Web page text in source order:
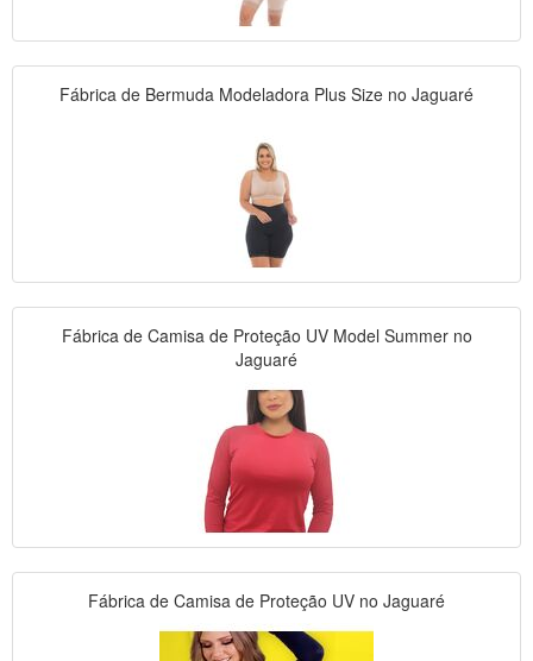
Fábrica de Bermuda Modeladora Plus Size no Jaguaré
Fábrica de Camisa de Proteção UV Model Summer no
Jaguaré
Fábrica de Camisa de Proteção UV no Jaguaré